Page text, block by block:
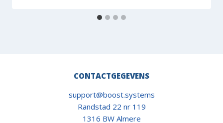
CONTACTGEGEVENS
support@boost.systems
Randstad 22 nr 119
1316 BW Almere